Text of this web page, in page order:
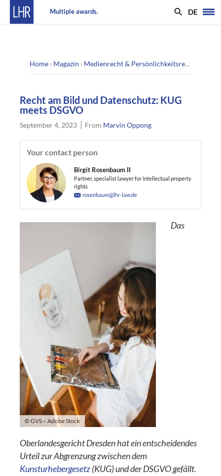
Multiple awards. DE
Home › Magazin › Medienrecht & Persönlichkeitsrecht
Recht am Bild und Datenschutz: KUG
meets DSGVO
September 4, 2023 From Marvin Oppong
Your contact person
Birgit Rosenbaum II
Partner, specialist lawyer for intellectual property
rights
rosenbaum@lhr-law.de
© GVS – Adobe Stock
Das
Oberlandesgericht Dresden hat ein entscheidendes
Urteil zur Abgrenzung zwischen dem
Kunsturhebergesetz(KUG) und der DSGVO gefällt.